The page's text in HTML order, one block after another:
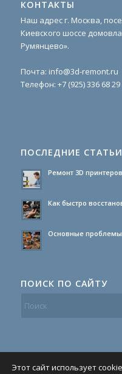
КОНТАКТЫ
Наш адрес г. Москва,
Киевского шоссе
Румянцево».
Почта: info@3d-remont.ru
Телефон: +7 (925) 336 68 29
ПОСЛЕДНИЕ СТАТЬИ
Ремонт 3D
Как быстро
Основные проблемы
ПОИСК ПО САЙТУ
Этот сайт использует